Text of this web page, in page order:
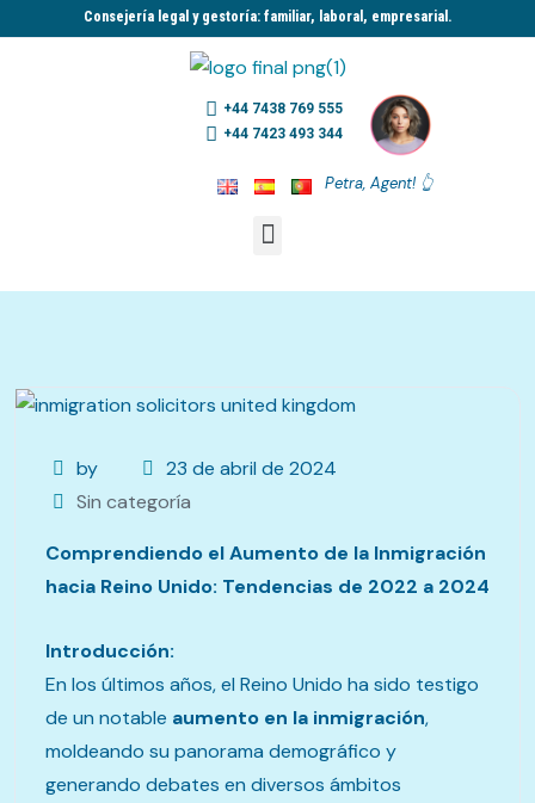
Consejería legal y gestoría: familiar, laboral, empresarial.​
+44 7438 769 555
+44 7423 493 344
Petra, Agent! 👆
by
23 de abril de 2024
Sin categoría
Comprendiendo el Aumento de la Inmigración
hacia Reino Unido: Tendencias de 2022 a 2024
Introducción:
En los últimos años, el Reino Unido ha sido testigo
de un notable aumento en la inmigración,
moldeando su panorama demográfico y
generando debates en diversos ámbitos